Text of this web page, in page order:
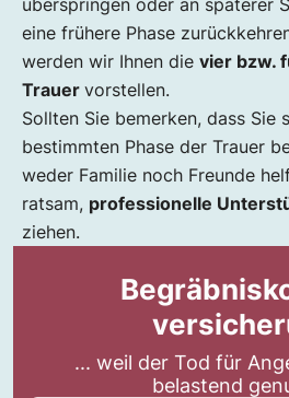
eine frühere Phase
werden wir Ihnen die vier bzw.
Trauer vorstellen.
Sollten Sie bemerken, dass Sie
bestimmten Phase der Trauer
weder Familie noch Freunde
ratsam, professionelle
ziehen.
... weil der Tod für
belastend